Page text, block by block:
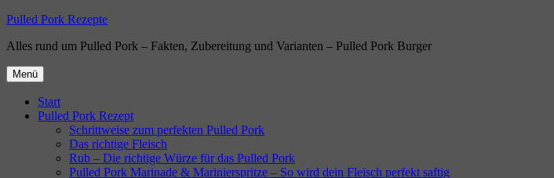
Zum
springen
Pulled Pork Rezepte
Alles rund um Pulled Pork – Fakten, Zubereitung und Varianten – Pulled Pork Burger
Menü
Start
Pulled Pork Rezept
Schrittweise zum perfekten Pulled Pork
Das richtige Fleisch
Rub – Die richtige Würze für das Pulled Pork
Pulled Pork Marinade & Marinierspritze – So wird dein Fleisch perfekt saftig